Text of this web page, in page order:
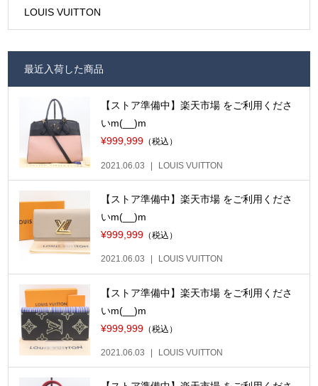
LOUIS VUITTON
最近入荷した商品
【ストア準備中】楽天市場 をご利用くださ
いm(__)m
¥999,999 （税込）
2021.06.03 LOUIS VUITTON
【ストア準備中】楽天市場 をご利用くださ
いm(__)m
¥999,999 （税込）
2021.06.03 LOUIS VUITTON
【ストア準備中】楽天市場 をご利用くださ
いm(__)m
¥999,999 （税込）
2021.06.03 LOUIS VUITTON